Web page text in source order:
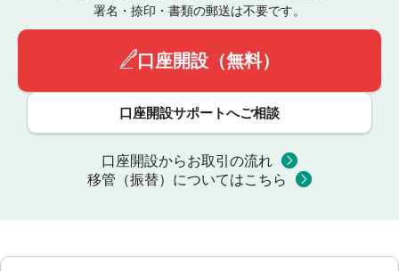
署名・捺印・書類の郵送は不要です。
口座開設（無料）
口座開設サポートへご相談
口座開設からお取引の流れ
移管（振替）についてはこちら